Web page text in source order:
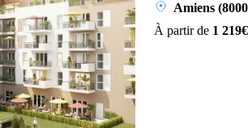
Amiens
À partir de 1 219€